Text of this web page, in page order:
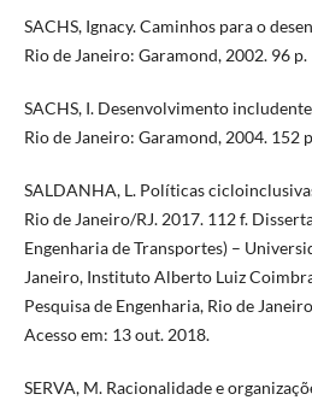
SACHS, Ignacy. Caminhos para o
Rio de Janeiro: Garamond, 2002. 96 p.
SACHS, I. Desenvolvimento
Rio de Janeiro: Garamond, 2004. 152
SALDANHA, L. Políticas
Rio de Janeiro/RJ. 2017. 112 f.
Engenharia de Transportes) –
Janeiro, Instituto Alberto Luiz
Pesquisa de Engenharia, Rio de
Acesso em: 13 out. 2018.
SERVA, M. Racionalidade e